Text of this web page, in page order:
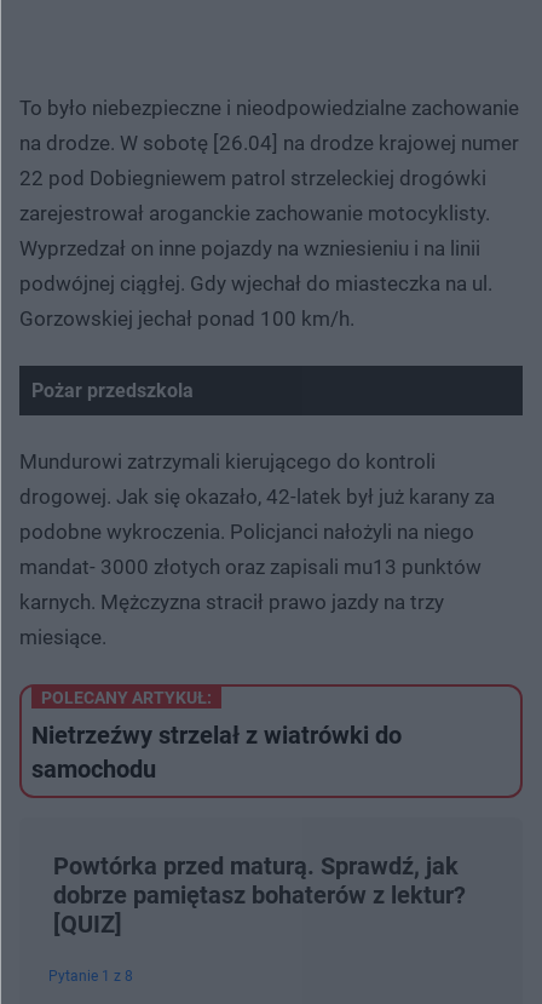
To było niebezpieczne i nieodpowiedzialne zachowanie
na drodze. W sobotę [26.04] na drodze krajowej numer
22 pod Dobiegniewem patrol strzeleckiej drogówki
zarejestrował aroganckie zachowanie motocyklisty.
Wyprzedzał on inne pojazdy na wzniesieniu i na linii
podwójnej ciągłej. Gdy wjechał do miasteczka na ul.
Gorzowskiej jechał ponad 100 km/h.
Pożar przedszkola
Spróbuj ponownie
Mundurowi zatrzymali kierującego do kontroli
drogowej. Jak się okazało, 42-latek był już karany za
podobne wykroczenia. Policjanci nałożyli na niego
mandat- 3000 złotych oraz zapisali mu13 punktów
karnych. Mężczyzna stracił prawo jazdy na trzy
miesiące.
POLECANY ARTYKUŁ:
Nietrzeźwy strzelał z wiatrówki do
samochodu
Powtórka przed maturą. Sprawdź, jak
dobrze pamiętasz bohaterów z lektur?
[QUIZ]
Pytanie 1 z 8